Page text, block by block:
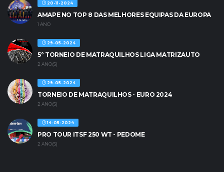
20-11-2024
AMAPE NO TOP 8 DAS MELHORES EQUIPAS DA EUROPA
1 ANO
29-05-2024
5º TORNEIO DE MATRAQUILHOS LIGA MATRIZAUTO
2 ANO(S)
29-05-2024
TORNEIO DE MATRAQUILHOS - EURO 2024
2 ANO(S)
14-05-2024
PRO TOUR ITSF 250 WT - PEDOME
2 ANO(S)